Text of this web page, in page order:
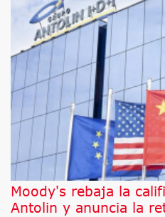
Moody's rebaja la
Antolin y anuncia la